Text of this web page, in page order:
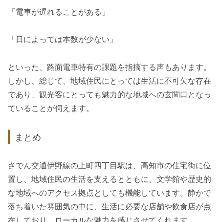
「電車が遅れることがある」
「日によっては本数が少ない」
といった、路面電車特有の課題を指摘する声もあります。
しかし、総じて、地域住民にとっては生活に不可欠な存在
であり、観光客にとっても魅力的な地域への玄関口となっ
ていることが伺えます。
まとめ
さでん交通伊野線の上町四丁目駅は、高知市の住宅街に位
置し、地域住民の生活を支えるとともに、文学館や歴史的
な地域へのアクセス拠点としても機能しています。静かで
落ち着いた雰囲気の中に、生活に必要な店舗や飲食店が点
在しており、ローカルな魅力を感じさせてくれます。